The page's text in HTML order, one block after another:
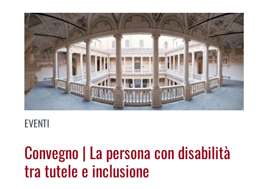
EVENTI
Convegno | La persona con disabilità
tra tutele e inclusione